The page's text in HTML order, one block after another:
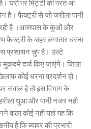
है। घरों पर मिट्टी की परत आ
है। फैक्ट्री से जो जरीला पानी
रही है ।आसपास के कुओं और
फैक्ट्री के बाहर लगातार धरना
प्रशासन चुप है। उल्टे
मुकदमे दर्ज किए जाएंगे। जिला
कोई धरना प्रदर्शन हो।
सवाल है तो इस विभाग के
धुआ और पानी नजर नही
वाला कोई नहीं यहां यह कि
है कि ब्यावर की प्रभारी